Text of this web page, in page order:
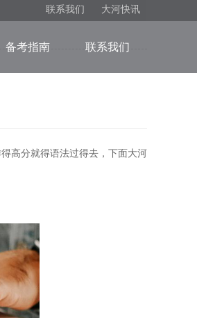
联系我们 大河快讯
备考指南 联系我们
高分就得语法过得去，下面大河